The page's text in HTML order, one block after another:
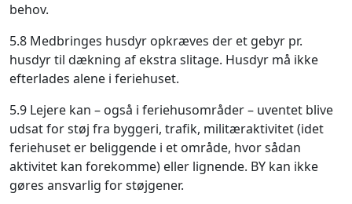
behov.
5.8 Medbringes husdyr opkræves der et gebyr pr.
husdyr til dækning af ekstra slitage. Husdyr må ikke
efterlades alene i feriehuset.
5.9 Lejere kan – også i feriehusområder – uventet blive
udsat for støj fra byggeri, trafik, militæraktivitet (idet
feriehuset er beliggende i et område, hvor sådan
aktivitet kan forekomme) eller lignende. BY kan ikke
gøres ansvarlig for støjgener.